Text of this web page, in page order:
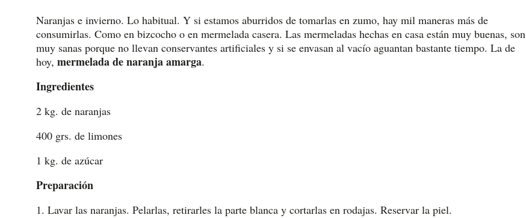
Naranjas e invierno. Lo habitual. Y si estamos aburridos de tomarlas en zumo, hay mil maneras más de
consumirlas. Como en bizcocho o en mermelada casera. Las mermeladas hechas en casa están muy buenas, son
muy sanas porque no llevan conservantes artificiales y si se envasan al vacío aguantan bastante tiempo. La de
hoy, mermelada de naranja amarga.
Ingredientes
2 kg. de naranjas
400 grs. de limones
1 kg. de azúcar
Preparación
1. Lavar las naranjas. Pelarlas, retirarles la parte blanca y cortarlas en rodajas. Reservar la piel.